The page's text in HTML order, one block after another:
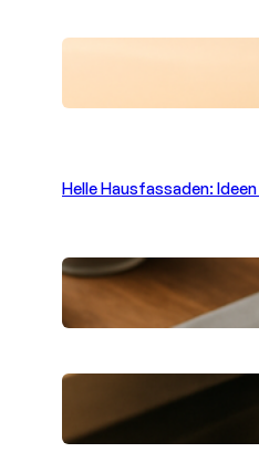
Helle Hausfassaden:
Betonoptik
Verstopfte